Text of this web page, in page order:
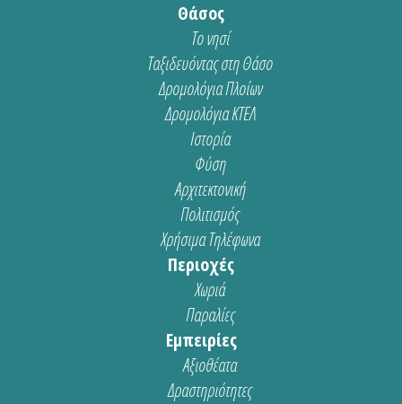
Θάσος
Το νησί
Ταξιδευόντας στη Θάσο
Δρομολόγια Πλοίων
Δρομολόγια ΚΤΕΛ
Ιστορία
Φύση
Αρχιτεκτονική
Πολιτισμός
Χρήσιμα Τηλέφωνα
Περιοχές
Χωριά
Παραλίες
Εμπειρίες
Αξιοθέατα
Δραστηριότητες